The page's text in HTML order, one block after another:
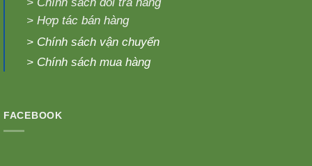
>Hợp tác bán hàng
> Chính sách vận chuyển
> Chính sách mua hàng
FACEBOOK